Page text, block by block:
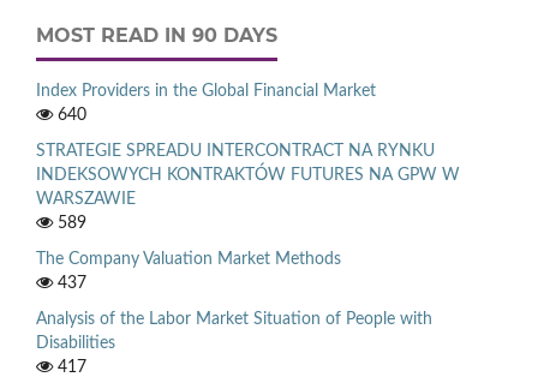
MOST READ IN 90 DAYS
Index Providers in the Global Financial Market
640
STRATEGIE SPREADU INTERCONTRACT NA RYNKU
INDEKSOWYCH KONTRAKTÓW FUTURES NA GPW W
WARSZAWIE
589
The Company Valuation Market Methods
437
Analysis of the Labor Market Situation of People with
Disabilities
417